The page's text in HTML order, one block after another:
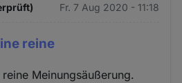
Fr. 7 Aug 2020 - 11:18
reine
Meinungsäußerung.